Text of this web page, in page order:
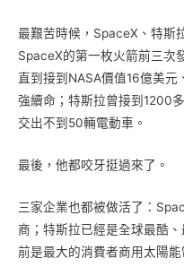
最艱苦時候，SpaceX、特斯
SpaceX的第一枚火箭前三次
直到接到NASA價值16億美
強續命；特斯拉曾接到1200
交出不到50輛電動車。
最後，他都咬牙挺過來了。
三家企業也都被做活了：
商；特斯拉已經是全球最酷
前是最大的消費者商用太陽